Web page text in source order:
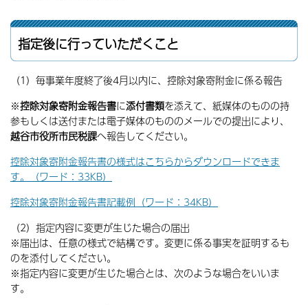
指定後に行っていただくこと
（1）毎事業年度終了後4月以内に、控除対象寄附金に係る報告
※控除対象寄附金報告書に添付書類を添えて、紙媒体のものの持
参もしくは送付または電子媒体のもののメールでの提出により、
越谷市役所市民税課へ報告してください。
控除対象寄附金報告書の様式はこちらからダウンロードできま
す。（ワード：33KB）
控除対象寄附金報告書記載例（ワード：34KB）
（2）指定内容に変更が生じた場合の届出
※届出は、任意の様式で結構です。変更に係る事実を証明するも
のを添付してください。
※指定内容に変更が生じた場合とは、次のような場合をいいま
す。